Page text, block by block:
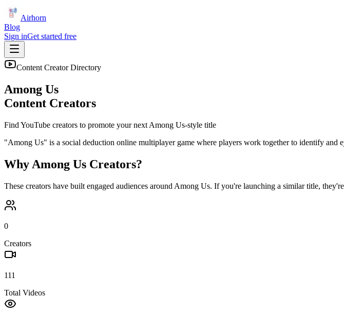
Airhorn
Blog
Sign inGet started free
Content Creator Directory
Among Us
Content Creators
Find YouTube creators to promote your next Among Us-style title
"Among Us" is a social deduction online multiplayer game where players work together to identify and
Why Among Us Creators?
These creators have built engaged audiences around Among Us. If you're launching a similar title,
0
Creators
111
Total Videos